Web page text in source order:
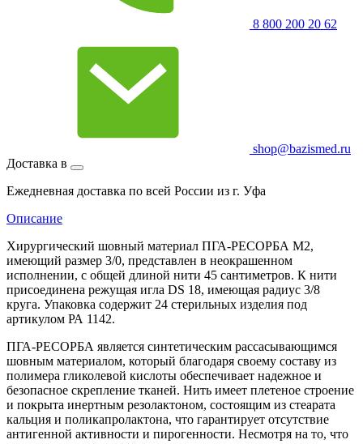
8 800 200 20 62
shop@bazismed.ru
Доставка в
Ежедневная доставка по всей России из г. Уфа
Описание
Хирургический шовный материал ПГА-РЕСОРБА М2,
имеющий размер 3/0, представлен в неокрашенном
исполнении, с общей длиной нити 45 сантиметров. К нити
присоединена режущая игла DS 18, имеющая радиус 3/8
круга. Упаковка содержит 24 стерильных изделия под
артикулом РА 1142.
ПГА-РЕСОРБА является синтетическим рассасывающимся
шовным материалом, который благодаря своему составу из
полимера гликолевой кислоты обеспечивает надежное и
безопасное скрепление тканей. Нить имеет плетеное строение
и покрыта инертным резолактоном, состоящим из стеарата
кальция и поликапролактона, что гарантирует отсутствие
антигенной активности и пирогенности. Несмотря на то, что